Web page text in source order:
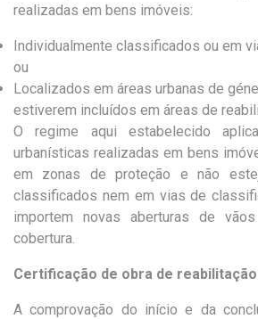
realizadas em bens imóveis:
Individualmente classificados ou em
ou
Localizados em áreas urbanas de
estiverem incluídos em áreas de
O regime aqui estabelecido
urbanísticas realizadas em bens
em zonas de proteção e não
classificados nem em vias de
importem novas aberturas de
cobertura.
Certificação de obra de reabilitação
A comprovação do início e da